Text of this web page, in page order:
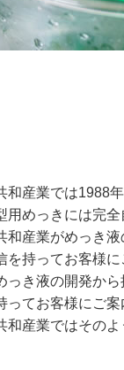
和産業では1988
用めっきには完全
和産業がめっき
を持ってお客様に
っき液の開発か
ってお客様にご案
和産業ではそのよ